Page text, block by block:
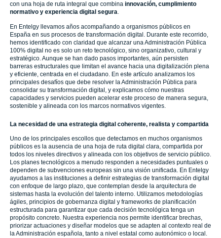
con una hoja de ruta integral que combina innovación, cumplimiento
normativo y experiencia digital segura.
En Entelgy llevamos años acompañando a organismos públicos en
España en sus procesos de transformación digital. Durante este recorrido,
hemos identificado con claridad que alcanzar una Administración Pública
100% digital no es solo un reto tecnológico, sino organizativo, cultural y
estratégico. Aunque se han dado pasos importantes, aún persisten
barreras estructurales que limitan el avance hacia una digitalización plena
y eficiente, centrada en el ciudadano. En este artículo analizamos los
principales desafíos que debe resolver la Administración Pública para
consolidar su transformación digital, y explicamos cómo nuestras
capacidades y servicios pueden acelerar este proceso de manera segura,
sostenible y alineada con los marcos normativos vigentes.
La necesidad de una estrategia digital coherente, realista y compartida
Uno de los principales escollos que detectamos en muchos organismos
públicos es la ausencia de una hoja de ruta digital clara, compartida por
todos los niveles directivos y alineada con los objetivos de servicio público.
Los planes tecnológicos a menudo responden a necesidades puntuales o
dependen de subvenciones europeas sin una visión unificada. En Entelgy
ayudamos a las instituciones a definir estrategias de transformación digital
con enfoque de largo plazo, que contemplan desde la arquitectura de
sistemas hasta la evolución del talento interno. Utilizamos metodologías
ágiles, principios de gobernanza digital y frameworks de planificación
estructurada para garantizar que cada decisión tecnológica tenga un
propósito concreto. Nuestra experiencia nos permite identificar brechas,
priorizar actuaciones y diseñar modelos que se adapten al contexto real de
la Administración española, tanto a nivel estatal como autonómico o local.